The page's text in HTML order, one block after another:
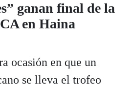
ganan final de la
en Haina
ocasión en que un
se lleva el trofeo